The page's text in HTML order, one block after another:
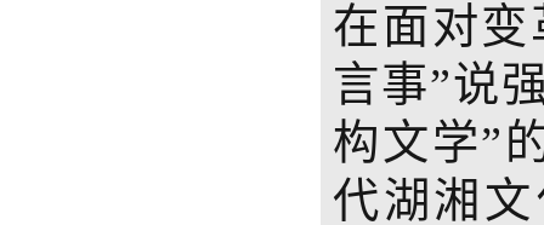
在面对
言事”说
构文学”
代湖湘